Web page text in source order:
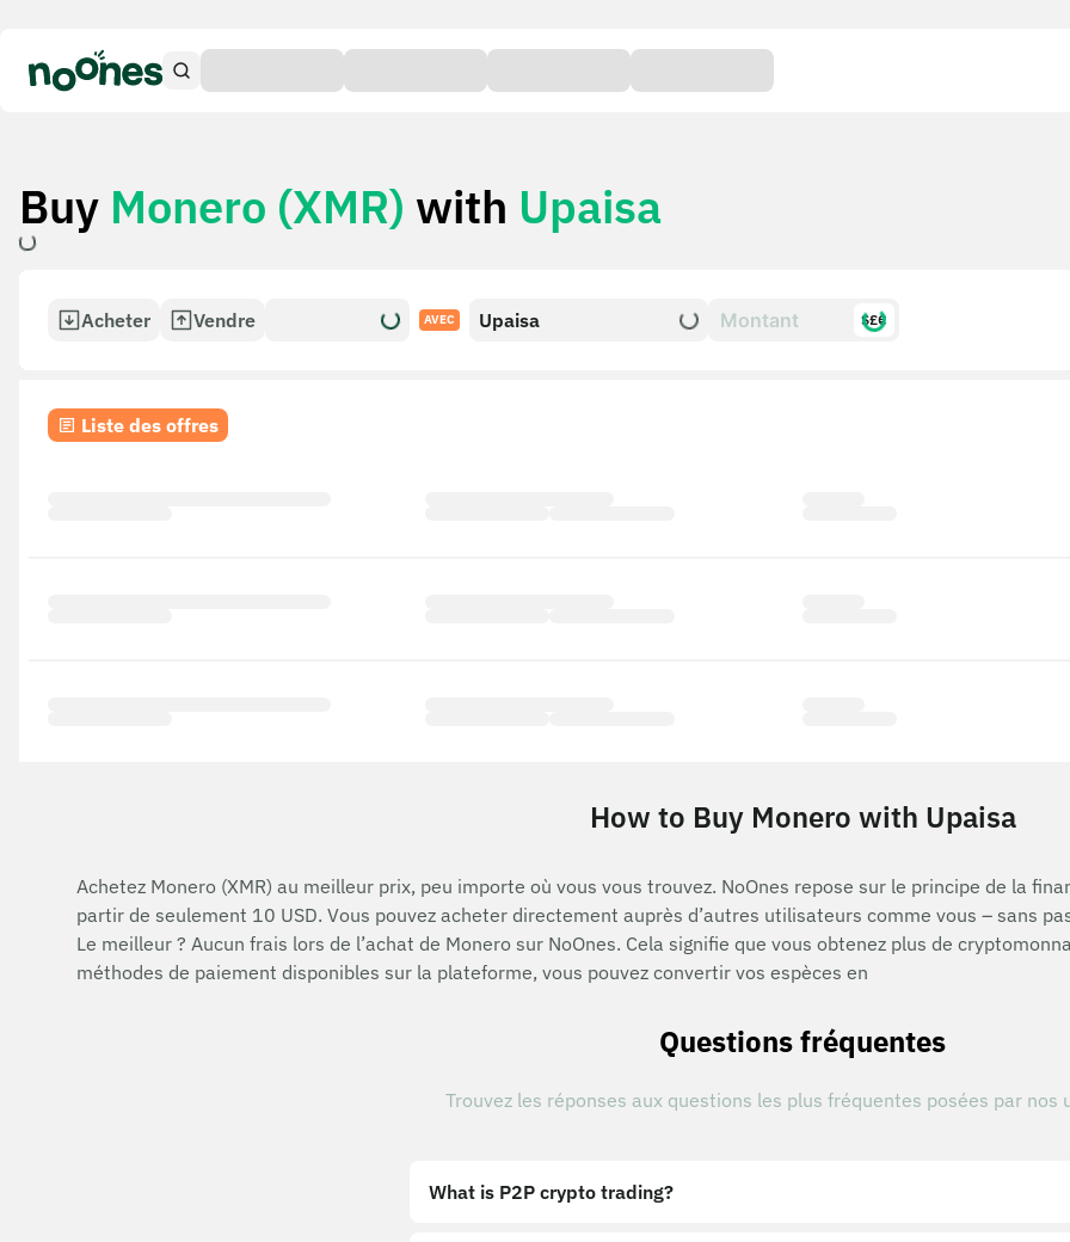
Buy Monero (XMR) with Upaisa
Acheter Vendre AVEC Upaisa $£€
Liste des offres
How to Buy Monero with Upaisa
Achetez Monero (XMR) au meilleur prix, peu importe où vous vous trouvez. NoOnes repose sur le principe de la
partir de seulement 10 USD. Vous pouvez acheter directement auprès d’autres utilisateurs comme vous – sans
Le meilleur ? Aucun frais lors de l’achat de Monero sur NoOnes. Cela signifie que vous obtenez plus de
méthodes de paiement disponibles sur la plateforme, vous pouvez convertir vos espèces en
Questions fréquentes
Trouvez les réponses aux questions les plus fréquentes posées par nos
What is P2P crypto trading?